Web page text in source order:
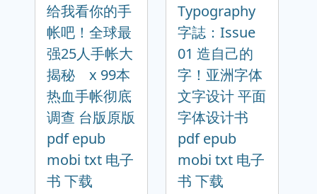
给我看你的手
帐吧！全球最
强25人手帐大
揭秘 x 99本
热血手帐彻底
调查 台版原版
pdf epub
mobi txt 电子
书 下载
Typography
字誌：Issue
01 造自己的
字！亚洲字体
文字设计 平面
字体设计书
pdf epub
mobi txt 电子
书 下载